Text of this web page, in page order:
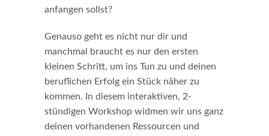
anfangen sollst?
Genauso geht es nicht nur dir und
manchmal braucht es nur den ersten
kleinen Schritt, um ins Tun zu und deinen
beruflichen Erfolg ein Stück näher zu
kommen. In diesem interaktiven, 2-
stündigen Workshop widmen wir uns ganz
deinen vorhandenen Ressourcen und